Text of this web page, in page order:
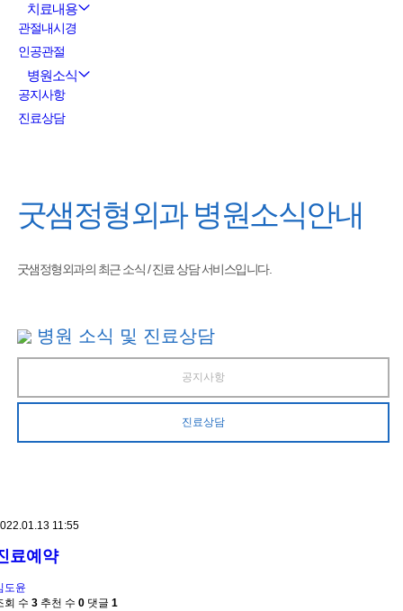
치료내용
관절내시경
인공관절
병원소식
공지사항
진료상담
굿샘정형외과병원소식안내
굿샘정형외과의 최근 소식 / 진료 상담 서비스입니다.
병원 소식 및 진료상담
공지사항
진료상담
11:55
료예약
도윤
회 수 3 추천 수 0 댓글 1